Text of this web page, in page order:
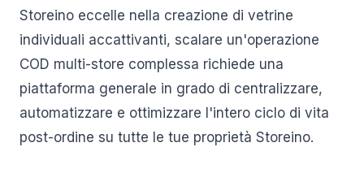
Storeino eccelle nella creazione di vetrine
individuali accattivanti, scalare un'operazione
COD multi-store complessa richiede una
piattaforma generale in grado di centralizzare,
automatizzare e ottimizzare l'intero ciclo di vita
post-ordine su tutte le tue proprietà Storeino.